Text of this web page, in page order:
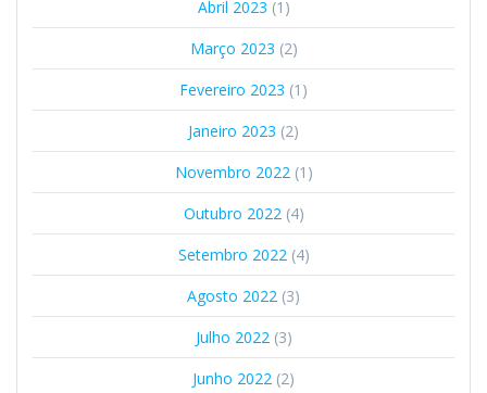
Abril 2023 (1)
Março 2023 (2)
Fevereiro 2023 (1)
Janeiro 2023 (2)
Novembro 2022(1)
Outubro 2022(4)
Setembro 2022(4)
Agosto 2022 (3)
Julho 2022(3)
Junho 2022 (2)